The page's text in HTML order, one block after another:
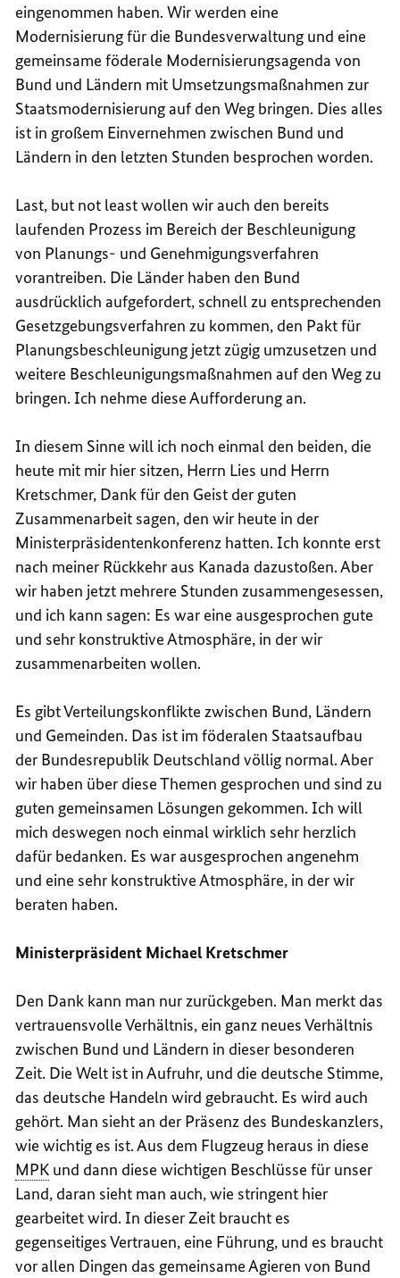
eingenommen haben. Wir werden eine
Modernisierung für die Bundesverwaltung und eine
gemeinsame föderale Modernisierungsagenda von
Bund und Ländern mit Umsetzungsmaßnahmen zur
Staatsmodernisierung auf den Weg bringen. Dies alles
ist in großem Einvernehmen zwischen Bund und
Ländern in den letzten Stunden besprochen worden.
Last, but not least wollen wir auch den bereits
laufenden Prozess im Bereich der Beschleunigung
von Planungs- und Genehmigungsverfahren
vorantreiben. Die Länder haben den Bund
ausdrücklich aufgefordert, schnell zu entsprechenden
Gesetzgebungsverfahren zu kommen, den Pakt für
Planungsbeschleunigung jetzt zügig umzusetzen und
weitere Beschleunigungsmaßnahmen auf den Weg zu
bringen. Ich nehme diese Aufforderung an.
In diesem Sinne will ich noch einmal den beiden, die
heute mit mir hier sitzen, Herrn Lies und Herrn
Kretschmer, Dank für den Geist der guten
Zusammenarbeit sagen, den wir heute in der
Ministerpräsidentenkonferenz hatten. Ich konnte erst
nach meiner Rückkehr aus Kanada dazustoßen. Aber
wir haben jetzt mehrere Stunden zusammengesessen,
und ich kann sagen: Es war eine ausgesprochen gute
und sehr konstruktive Atmosphäre, in der wir
zusammenarbeiten wollen.
Es gibt Verteilungskonflikte zwischen Bund, Ländern
und Gemeinden. Das ist im föderalen Staatsaufbau
der Bundesrepublik Deutschland völlig normal. Aber
wir haben über diese Themen gesprochen und sind zu
guten gemeinsamen Lösungen gekommen. Ich will
mich deswegen noch einmal wirklich sehr herzlich
dafür bedanken. Es war ausgesprochen angenehm
und eine sehr konstruktive Atmosphäre, in der wir
beraten haben.
Ministerpräsident Michael Kretschmer
Den Dank kann man nur zurückgeben. Man merkt das
vertrauensvolle Verhältnis, ein ganz neues Verhältnis
zwischen Bund und Ländern in dieser besonderen
Zeit. Die Welt ist in Aufruhr, und die deutsche Stimme,
das deutsche Handeln wird gebraucht. Es wird auch
gehört. Man sieht an der Präsenz des Bundeskanzlers,
wie wichtig es ist. Aus dem Flugzeug heraus in diese
MPK und dann diese wichtigen Beschlüsse für unser
Land, daran sieht man auch, wie stringent hier
gearbeitet wird. In dieser Zeit braucht es
gegenseitiges Vertrauen, eine Führung, und es braucht
vor allen Dingen das gemeinsame Agieren von Bund